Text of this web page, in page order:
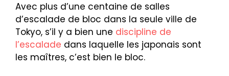
Avec plus d’une centaine de salles
d’escalade de bloc dans la seule ville de
Tokyo, s’il y a bien une discipline de
l’escalade dans laquelle les japonais sont
les maîtres, c’est bien le bloc.